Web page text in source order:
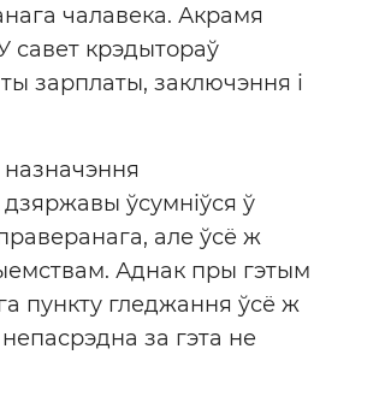
чалавека. Акрамя
савет крэдытораў
зарплаты, заключэння і
дзяржавы ўсумніўся ў
але ўсё ж
Аднак пры гэтым
пункту гледжання ўсё ж
за гэта не